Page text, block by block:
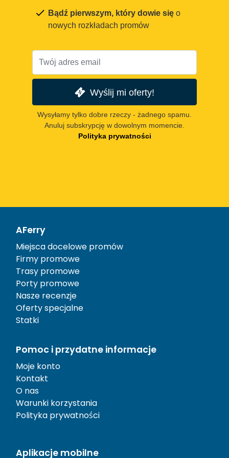
Bądź pierwszym, który dowie się o
nowych rozkładach promów
Wyślij mi oferty!
Wysyłamy tylko dobre rzeczy - żadnego spamu.
Anuluj subskrypcję w dowolnym momencie.
Polityka prywatności
AFerry
Miejsca docelowe promów
Firmy promowe
Trasy promowe
Porty promowe
Nasze recenzje
Oferty specjalne
Statki
Pomoc i przydatne informacje
Moje konto
Kontakt
O nas
Warunki korzystania
Polityka prywatności
Aplikacje mobilne